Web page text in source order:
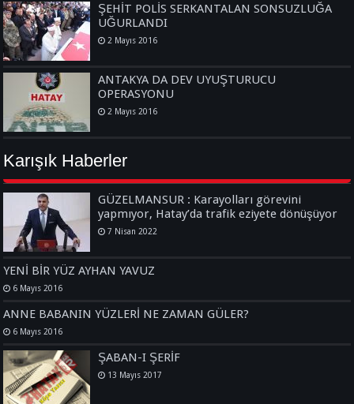
ŞEHİT POLİS SERKANTALAN SONSUZLUĞA
UĞURLANDI
2 Mayıs 2016
ANTAKYA DA DEV UYUŞTURUCU
OPERASYONU
2 Mayıs 2016
Karışık Haberler
GÜZELMANSUR : Karayolları görevini
yapmıyor, Hatay’da trafik eziyete dönüşüyor
7 Nisan 2022
YENİ BİR YÜZ AYHAN YAVUZ
6 Mayıs 2016
ANNE BABANIN YÜZLERİ NE ZAMAN GÜLER?
6 Mayıs 2016
ŞABAN-I ŞERİF
13 Mayıs 2017